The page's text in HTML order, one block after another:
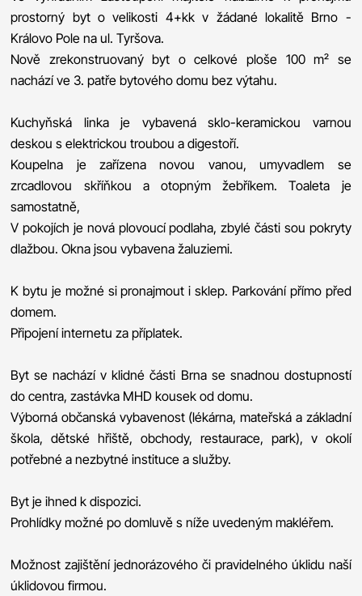
prostorný byt o velikosti 4+kk v žádané lokalitě Brno -
Královo Pole na ul. Tyršova.
Nově zrekonstruovaný byt o celkové ploše 100 m² se
nachází ve 3. patře bytového domu bez výtahu.
Kuchyňská linka je vybavená sklo-keramickou varnou
deskou s elektrickou troubou a digestoří.
Koupelna je zařízena novou vanou, umyvadlem se
zrcadlovou skříňkou a otopným žebříkem. Toaleta je
samostatně,
V pokojích je nová plovoucí podlaha, zbylé části sou pokryty
dlažbou. Okna jsou vybavena žaluziemi.
K bytu je možné si pronajmout i sklep. Parkování přímo před
domem.
Připojení internetu za příplatek.
Byt se nachází v klidné části Brna se snadnou dostupností
do centra, zastávka MHD kousek od domu.
Výborná občanská vybavenost (lékárna, mateřská a základní
škola, dětské hřiště, obchody, restaurace, park), v okolí
potřebné a nezbytné instituce a služby.
Byt je ihned k dispozici.
Prohlídky možné po domluvě s níže uvedeným makléřem.
Možnost zajištění jednorázového či pravidelného úklidu naší
úklidovou firmou.